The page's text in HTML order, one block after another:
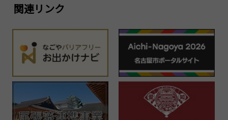
関連リンク